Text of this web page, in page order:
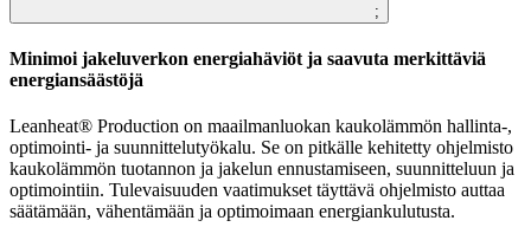
;
Minimoi jakeluverkon energiahäviöt ja saavuta merkittäviä
energiansäästöjä
Leanheat® Production on maailmanluokan kaukolämmön hallinta-,
optimointi- ja suunnittelutyökalu. Se on pitkälle kehitetty ohjelmisto
kaukolämmön tuotannon ja jakelun ennustamiseen, suunnitteluun ja
optimointiin. Tulevaisuuden vaatimukset täyttävä ohjelmisto auttaa
säätämään, vähentämään ja optimoimaan energiankulutusta.